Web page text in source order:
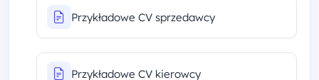
Przykładowe CV sprzedawcy
Przykładowe CV kierowcy